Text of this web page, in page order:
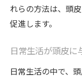
な実践法
抜け毛の
効果的な
食生活と
れらの方法は、頭
促進します。
日常生活が頭皮に
日常生活の中で、